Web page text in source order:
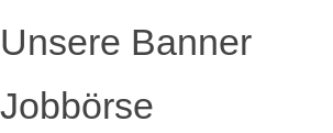
Unsere Banner
Jobbörse